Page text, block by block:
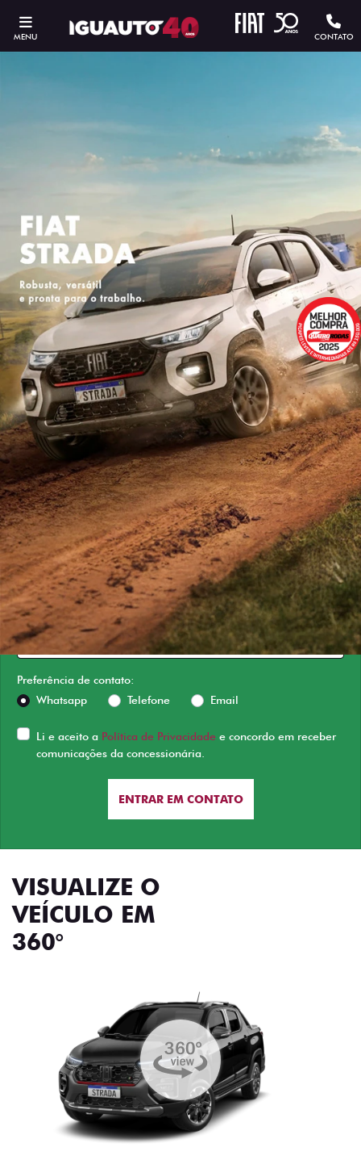
MENU CONTATO
ESTOU INTERESSADO
Versão escolhida
Preferência de contato:
Whatsapp
Telefone Email
Li e aceito a Política de Privacidade e concordo em receber
comunicações da concessionária.
ENTRAR EM CONTATO
VISUALIZE O
VEÍCULO EM
360°